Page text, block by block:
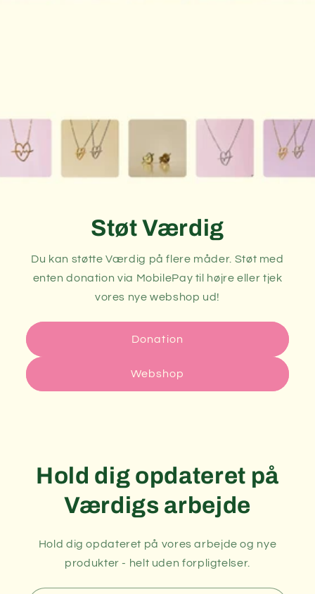
Støt Værdig
Du kan støtte Værdig på flere måder. Støt med
enten donation via MobilePay til højre eller tjek
vores nye webshop ud!
Donation
Webshop
Hold dig opdateret på
Værdigs arbejde
Hold dig opdateret på vores arbejde og nye
produkter - helt uden forpligtelser.